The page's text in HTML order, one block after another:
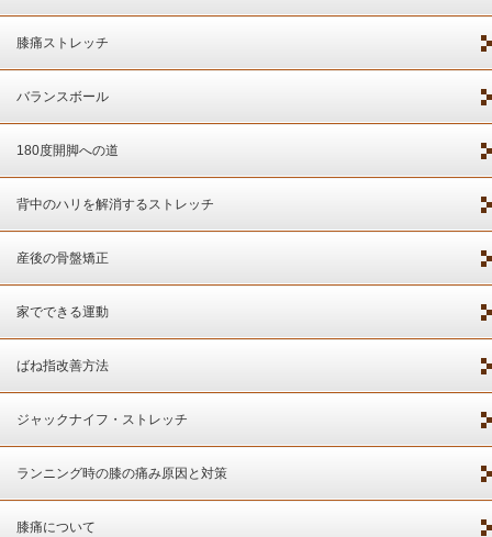
膝痛ストレッチ
バランスボール
180度開脚への道
背中のハリを解消するストレッチ
産後の骨盤矯正
家でできる運動
ばね指改善方法
ジャックナイフ・ストレッチ
ランニング時の膝の痛み原因と対策
膝痛について